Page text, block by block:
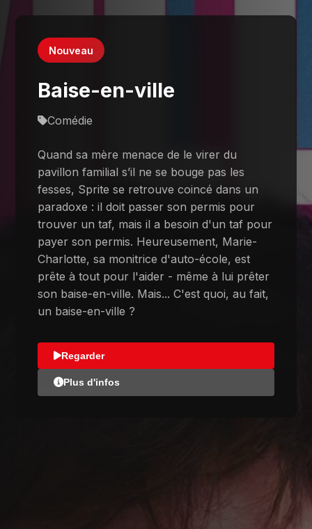
Nouveau
Baise-en-ville
Comédie
Quand sa mère menace de le virer du
pavillon familial s’il ne se bouge pas les
fesses, Sprite se retrouve coincé dans un
paradoxe : il doit passer son permis pour
trouver un taf, mais il a besoin d'un taf pour
payer son permis. Heureusement, Marie-
Charlotte, sa monitrice d'auto-école, est
prête à tout pour l'aider - même à lui prêter
son baise-en-ville. Mais... C'est quoi, au fait,
un baise-en-ville ?
Regarder
Plus d'infos